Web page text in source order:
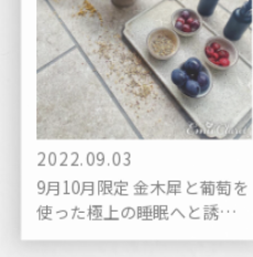
2022.09.03
9月10月限定 金木犀と葡萄を
使った極上の睡眠へと誘う